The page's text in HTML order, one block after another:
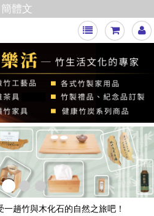
簡體文
>
趟竹與木化石的自然之旅吧！